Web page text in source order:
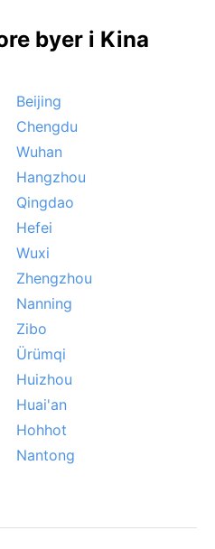
grønt og frodig reisemål
byer i Kina
Beijing
Chengdu
Wuhan
Hangzhou
Qingdao
Hefei
Wuxi
Zhengzhou
Nanning
Zibo
Ürümqi
Huizhou
Huai'an
Hohhot
Nantong